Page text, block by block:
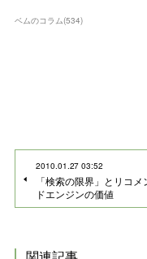
ベムのコラム(534)
2010.01.27 03:52
「検索の限界」とリコメ
ドエンジンの価値